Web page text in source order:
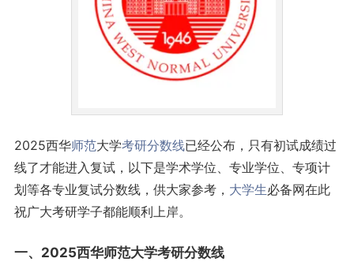
2025西华师范大学考研分数线已经公布，只有初试成绩过
线了才能进入复试，以下是学术学位、专业学位、专项计
划等各专业复试分数线，供大家参考， 大学生必备网在此
祝广大考研学子都能顺利上岸。
一、2025西华师范大学考研分数线